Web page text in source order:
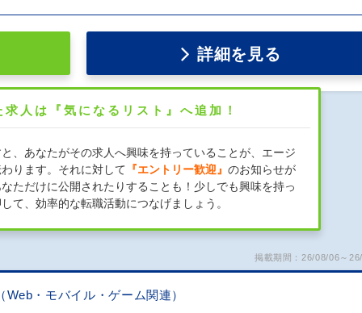
詳細を見る
人は『気になるリスト』へ追加！
、あなたがその求人へ興味を持っていることが、エージ
ります。それに対して 『エントリー歓迎』 のお知らせが
ただけに公開されたりすることも！少しでも興味を持っ
て、効率的な転職活動につなげましょう。
掲載期間：26/08/06～
・モバイル・ゲーム関連）